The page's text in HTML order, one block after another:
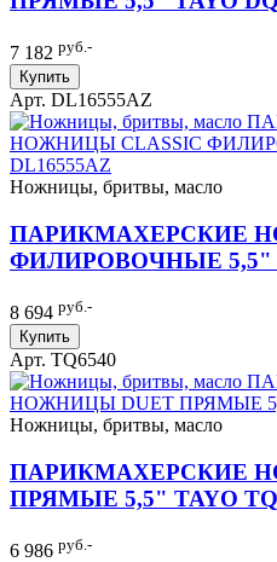
7 182 руб.-
Купить
Арт. DL16555AZ
Ножницы, бритвы, масло
ПАРИКМАХЕРСКИЕ
ФИЛИРОВОЧНЫЕ 5,5"
8 694 руб.-
Купить
Арт. TQ6540
Ножницы, бритвы, масло
ПАРИКМАХЕРСКИЕ
ПРЯМЫЕ 5,5" TAYO
6 986 руб.-